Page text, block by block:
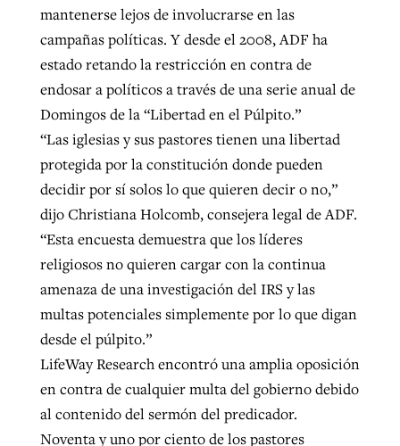
mantenerse lejos de involucrarse en las
campañas políticas. Y desde el 2008, ADF ha
estado retando la restricción en contra de
endosar a políticos a través de una serie anual de
Domingos de la “Libertad en el Púlpito.”
“Las iglesias y sus pastores tienen una libertad
protegida por la constitución donde pueden
decidir por sí solos lo que quieren decir o no,”
dijo Christiana Holcomb, consejera legal de ADF.
“Esta encuesta demuestra que los líderes
religiosos no quieren cargar con la continua
amenaza de una investigación del IRS y las
multas potenciales simplemente por lo que digan
desde el púlpito.”
LifeWay Research encontró una amplia oposición
en contra de cualquier multa del gobierno debido
al contenido del sermón del predicador.
Noventa y uno por ciento de los pastores